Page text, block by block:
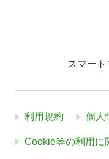
スマート
利用規約 個人
Cookie等の利用に